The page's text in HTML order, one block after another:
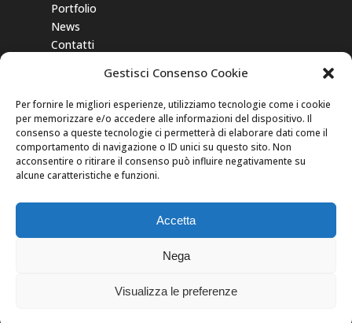
Gestisci Consenso Cookie
Per fornire le migliori esperienze, utilizziamo tecnologie come i cookie
per memorizzare e/o accedere alle informazioni del dispositivo. Il
consenso a queste tecnologie ci permetterà di elaborare dati come il
comportamento di navigazione o ID unici su questo sito. Non
acconsentire o ritirare il consenso può influire negativamente su
alcune caratteristiche e funzioni.
Accetta
Nega
Visualizza le preferenze
Portfolio
News
Contatti
Gli aiuti di Stato e gli aiuti de minimis
ricevuti dalla nostra impresa sono
contenuti nelRegistro nazionale degli
aiuti di Statodi cui all’art. 52 della L.
234/2012” e consultabili inserendo come
chiave di ricerca nel campo CODICE
Copyright © New ElectraCookie|Privacy